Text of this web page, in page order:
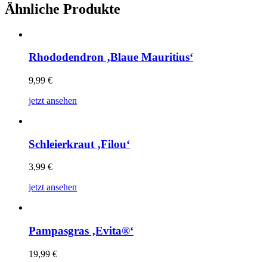
Ähnliche Produkte
Rhododendron ‚Blaue Mauritius‘
9,99 €
jetzt ansehen
Schleierkraut ‚Filou‘
3,99 €
jetzt ansehen
Pampasgras ‚Evita®‘
19,99 €